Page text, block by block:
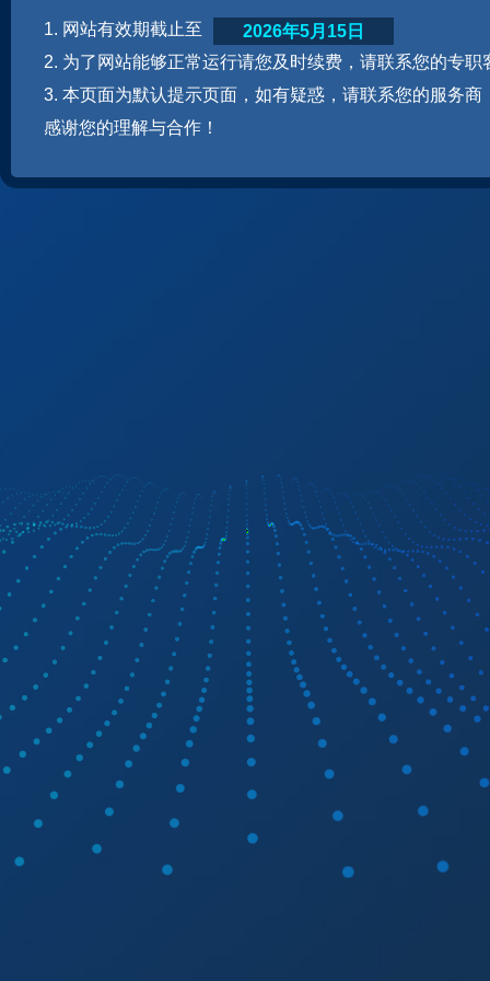
1. 网站有效期截止至
2. 为了网站能够正常运行请您及时续费，请联系您的专职
3. 本页面为默认提示页面，如有疑惑，请联系您的服务商
感谢您的理解与合作！
2026年5月15日